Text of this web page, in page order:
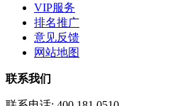
VIP服务
排名推广
意见反馈
网站地图
联系我们